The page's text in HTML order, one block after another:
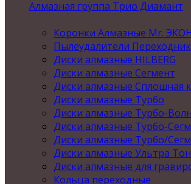
Алмазная группа Трио Диамант
Коронки Алмазные Mr.
Пылеудалители
Диски алмазные HILBERG
Диски алмазные Сегмент
Диски алмазные Сплошная
Диски алмазные Турбо
Диски алмазные Турбо-
Диски алмазные Турбо-
Диски алмазные Турбо/
Диски алмазные Ультра
Диски алмазные для
Кольца переходные